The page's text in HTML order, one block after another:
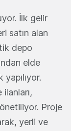
İlk gelir
satın alan
depo
elde
ilanları,
Proje
yerli ve